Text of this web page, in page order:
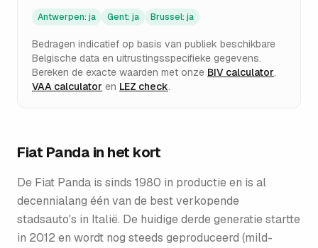
Antwerpen: ja Gent: ja Brussel: ja
Bedragen indicatief op basis van publiek beschikbare
Belgische data en uitrustingsspecifieke gegevens.
Bereken de exacte waarden met onze BIV calculator,
VAA calculator en LEZ check.
Fiat Panda in het kort
De Fiat Panda is sinds 1980 in productie en is al
decennialang één van de best verkopende
stadsauto's in Italië. De huidige derde generatie startte
in 2012 en wordt nog steeds geproduceerd (mild-